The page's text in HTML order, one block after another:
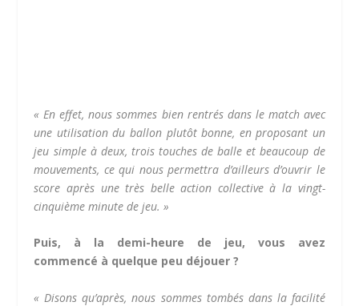
« En effet, nous sommes bien rentrés dans le match avec
une utilisation du ballon plutôt bonne, en proposant un
jeu simple à deux, trois touches de balle et beaucoup de
mouvements, ce qui nous permettra d’ailleurs d’ouvrir le
score après une très belle action collective à la vingt-
cinquième minute de jeu. »
Puis, à la demi-heure de jeu, vous avez
commencé à quelque peu déjouer ?
« Disons qu’après, nous sommes tombés dans la facilité